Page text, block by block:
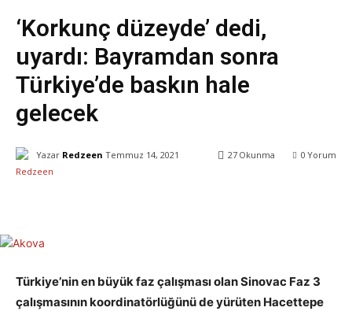
‘Korkunç düzeyde’ dedi,
uyardı: Bayramdan sonra
Türkiye’de baskın hale
gelecek
Yazar Redzeen Temmuz 14, 2021 0 Yorum
27 Okunma
Türkiye’nin en büyük faz çalışması olan Sinovac Faz 3
çalışmasının koordinatörlüğünü de yürüten Hacettepe